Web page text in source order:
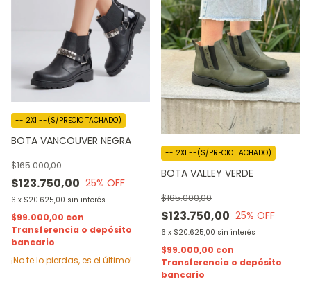
BOTA VANCOUVER NEGRA
$123.750,00
$165.000,00
25% OFF
6 x $20.625,00 sin interés
-- 2X1 --(S/PRECIO TACHADO)
$99.000,00 con
Transferencia o depósito
bancario
¡No te lo pierdas, es el último!
BOTA VALLEY VERDE
$123.750,00
$165.000,00
25% OFF
6 x $20.625,00 sin interés
-- 2X1 --(S/PRECIO TACHADO)
$99.000,00 con
Transferencia o depósito
bancario